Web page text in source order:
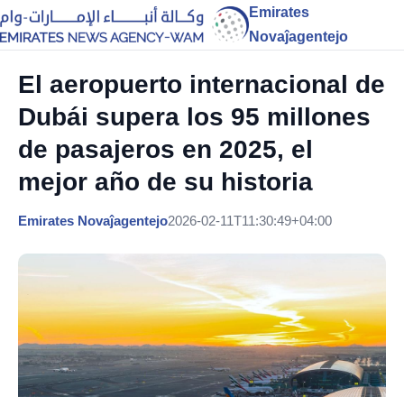
Emirates
Novaĵagentejo
El aeropuerto internacional de
Dubái supera los 95 millones
de pasajeros en 2025, el
mejor año de su historia
Emirates Novaĵagentejo2026-02-11T11:30:49+04:00